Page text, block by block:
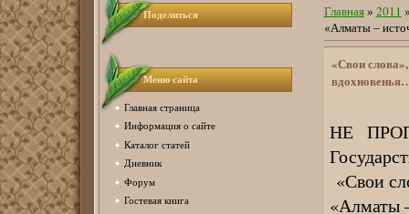
Поделиться
Меню сайта
Главная страница
Информация о сайте
Каталог статей
Дневник
Форум
Гостевая книга
Главная» 2011
«Алматы –
«Свои
НЕ
«Свои
«Алматы